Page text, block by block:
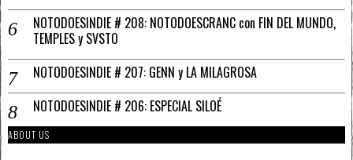
NOTODOESINDIE # 208: NOTODOESCRANC con FIN DEL MUNDO,
TEMPLES y SVSTO
NOTODOESINDIE # 207: GENN y LA MILAGROSA
NOTODOESINDIE # 206: ESPECIAL SILOÉ
ABOUT US